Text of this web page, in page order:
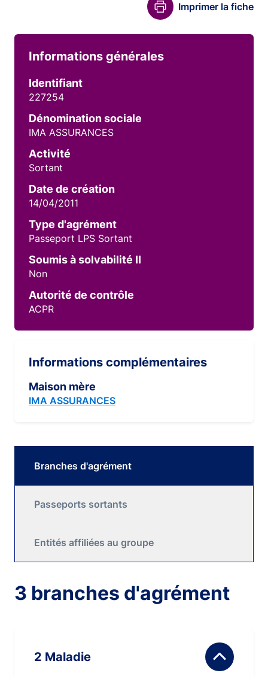
Imprimer la fiche
Informations générales
Identifiant
227254
Dénomination sociale
IMA ASSURANCES
Activité
Sortant
Date de création
14/04/2011
Type d'agrément
Passeport LPS Sortant
Soumis à solvabilité II
Non
Autorité de contrôle
ACPR
Informations complémentaires
Maison mère
IMA ASSURANCES
Branches d'agrément
Passeports sortants
Entités affiliées au groupe
3 branches d'agrément
2 Maladie